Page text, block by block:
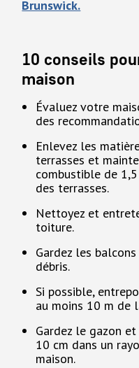
Brunswick.
10 conseils
maison
Évaluez votre
des
Enlevez les
terrasses et
combustible de
des terrasses.
Nettoyez et
toiture.
Gardez les
débris.
Si possible,
au moins 10 m de
Gardez le gazon
10 cm dans un
maison.